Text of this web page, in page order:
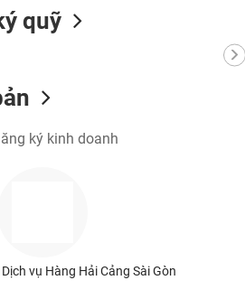
quỹ
ký kinh doanh
vụ Hàng Hải Cảng Sài Gòn